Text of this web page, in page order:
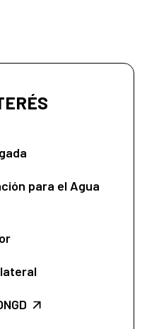
para el Agua